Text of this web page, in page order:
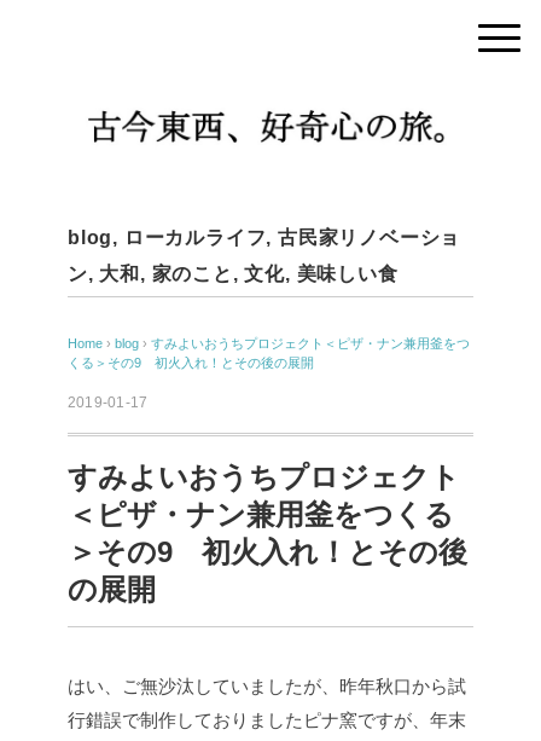
blog, ローカルライフ,古民家リノベーショ
ン, 大和 , 家のこと ,文化, 美味しい食
Home › blog › すみよいおうちプロジェクト＜ピザ・ナン兼用釜をつ
くる＞その9 初火入れ！とその後の展開
2019-01-17
すみよいおうちプロジェクト
＜ピザ・ナン兼用釜をつくる
＞その9 初火入れ！とその後
の展開
はい、ご無沙汰していましたが、昨年秋口から試
行錯誤で制作しておりましたピナ窯ですが、年末